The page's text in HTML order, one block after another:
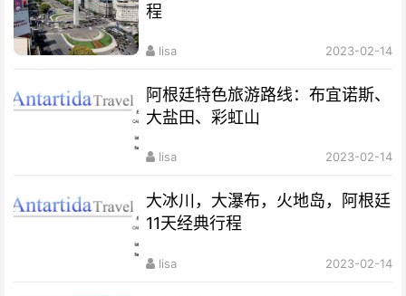
程
lisa 2023-02-14
阿根廷特色旅游路线：布宜诺斯、
大盐田、彩虹山
lisa 2023-02-14
大冰川，大瀑布，火地岛，阿根廷
11天经典行程
lisa 2023-02-14